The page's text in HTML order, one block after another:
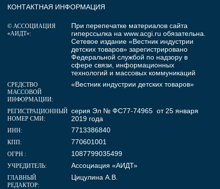
КОНТАКТНАЯ ИНФОРМАЦИЯ
© АССОЦИАЦИЯ
«АИДТ»:
При перепечатке материалов сайта
гиперссылка на www.acgi.ru обязательна.
Сетевое издание «Вестник индустрии
детских товаров» зарегистрировано
Федеральной службой по надзору в
сфере связи, информационных
технологий и массовых коммуникаций
СРЕДСТВО
МАССОВОЙ
ИНФОРМАЦИИ:
«Вестник индустрии детских товаров»
РЕГИСТРАЦИОННЫЙ
НОМЕР СМИ:
серия Эл № ФС77-74965 от 25 января
2019 года
ИНН: 7713386840
КПП: 770601001
ОГРН : 1087799035499
УЧРЕДИТЕЛЬ: Ассоциация «АИДТ»
ГЛАВНЫЙ
РЕДАКТОР:
Цицулина А.В.